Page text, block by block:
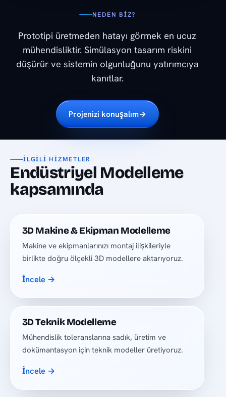
NEDEN BIZ?
Prototipi üretmeden hatayı görmek en ucuz
mühendisliktir. Simülasyon tasarım riskini
düşürür ve sistemin olgunluğunu yatırımcıya
kanıtlar.
Projenizi konuşalım→
İLGILI HIZMETLER
Endüstriyel Modelleme
kapsamında
3D Makine & Ekipman Modelleme
Makine ve ekipmanlarınızı montaj ilişkileriyle
birlikte doğru ölçekli 3D modellere aktarıyoruz.
İncele →
3D Teknik Modelleme
Mühendislik toleranslarına sadık, üretim ve
dokümantasyon için teknik modeller üretiyoruz.
İncele →